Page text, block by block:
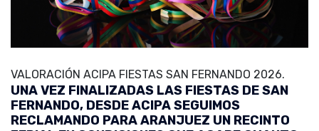
VALORACIÓN ACIPA FIESTAS SAN FERNANDO 2026.
UNA VEZ FINALIZADAS LAS FIESTAS DE SAN
FERNANDO, DESDE ACIPA SEGUIMOS
RECLAMANDO PARA ARANJUEZ UN RECINTO